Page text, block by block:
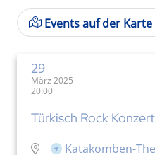
Events auf der
29
März 2025
20:00
Türkisch Rock
Katakomben-